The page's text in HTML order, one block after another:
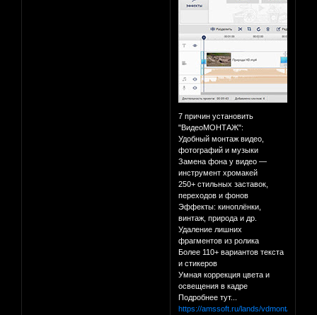
7 причин установить
"ВидеоМОНТАЖ":
Удобный монтаж видео,
фотографий и музыки
Замена фона у видео —
инструмент хромакей
250+ стильных заставок,
переходов и фонов
Эффекты: киноплёнки,
винтаж, природа и др.
Удаление лишних
фрагментов из ролика
Более 110+ вариантов текста
и стикеров
Умная коррекция цвета и
освещения в кадре
Подробнее тут...
https://amssoft.ru/lands/vdmont/